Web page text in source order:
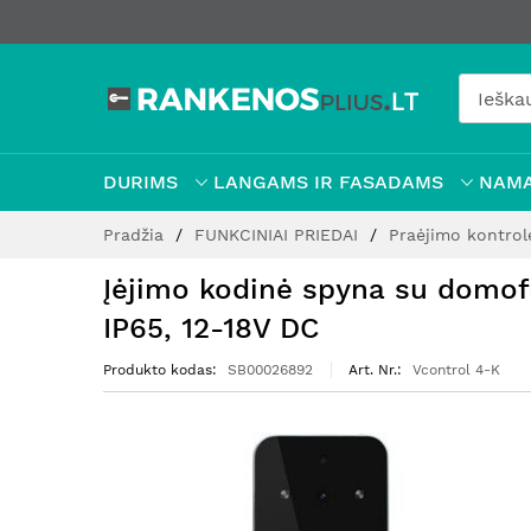
DURIMS LANGAMS IR FASADAMS
Pradžia FUNKCINIAI PRIEDAI Praėjimo
Įėjimo kodinė spyna su
IP65, 12-18V DC
Produkto kodas SB00026892 Art. Nr. Vcontrol 4-K